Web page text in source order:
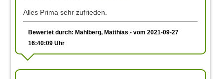
Alles Prima sehr zufrieden.
Bewertet durch: Mahlberg, Matthias - vom 2021-09-27
16:40:09 Uhr